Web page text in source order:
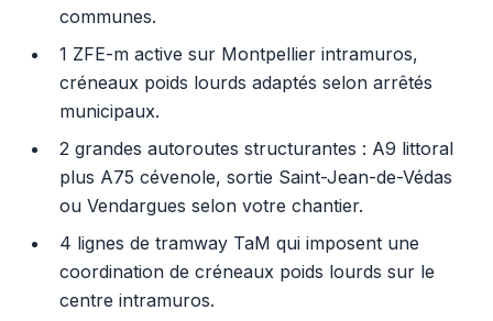
communes.
1 ZFE-m active sur Montpellier intramuros,
créneaux poids lourds adaptés selon arrêtés
municipaux.
2 grandes autoroutes structurantes : A9 littoral
plus A75 cévenole, sortie Saint-Jean-de-Védas
ou Vendargues selon votre chantier.
4 lignes de tramway TaM qui imposent une
coordination de créneaux poids lourds sur le
centre intramuros.